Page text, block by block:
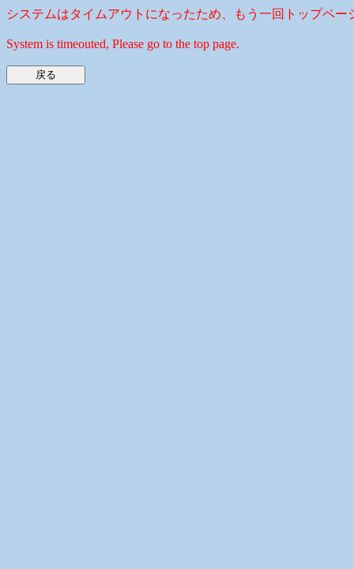
システムはタイムアウトになったため、もう一回トップペー
System is timeouted, Please go to the top page.